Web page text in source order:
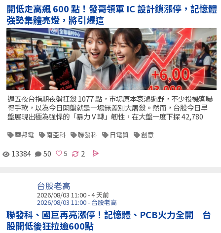
開低走高飆 600 點！發哥領軍 IC 設計鎖漲停，記憶體
強勢集體亮燈，將引爆這
週五夜台指期夜盤狂殺 1077 點，市場原本哀鴻遍野，不少投機客嚇
得手軟，以為今日開盤就是一場無差別大屠殺。然而，台股今日早
盤展現出極為強悍的「暴力 V 轉」韌性，在大盤一度下探 42,780
華邦電 南亞科 聯發科 日電貿 創意
13384 50 2
台股老高
2026/08/03 11:00 - 4 天前
2026/08/03 11:00 - 台股老高
聯發科、國巨再亮漲停！記憶體、PCB火力全開 台
股開低後狂拉逾600點